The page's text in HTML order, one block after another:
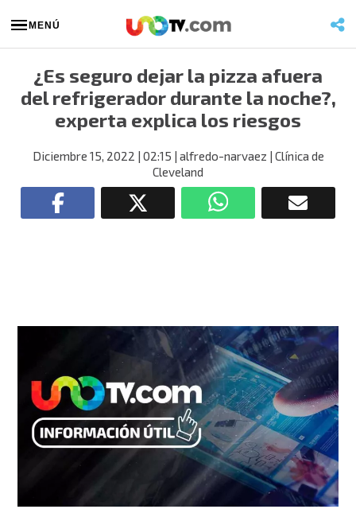
MENÚ
¿Es seguro dejar la pizza afuera
del refrigerador durante la noche?,
experta explica los riesgos
Diciembre 15, 2022 | 02:15 | alfredo-narvaez | Clínica de
Cleveland